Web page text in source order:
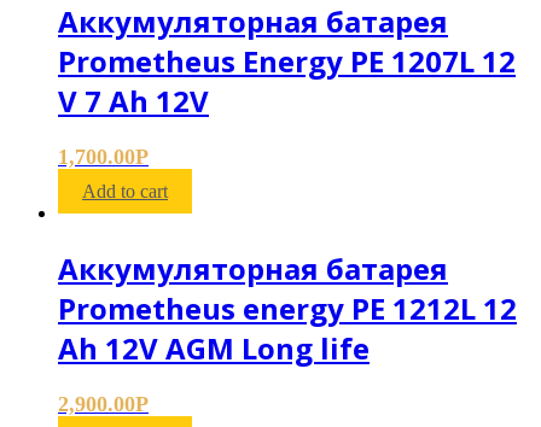
Аккумуляторная батарея
Prometheus Energy PE 1207L 12
V 7 Ah 12V
1,700.00Р
Add to cart
Аккумуляторная батарея
Prometheus energy PE 1212L 12
Ah 12V AGM Long life
2,900.00Р